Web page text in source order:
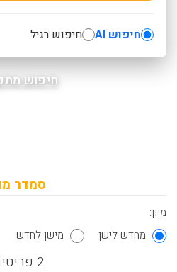
חיפוש AI חיפוש רגיל
חיפוש
סמדר
מיון:
מחדש לישן
מישן לחדש
2 פריטים